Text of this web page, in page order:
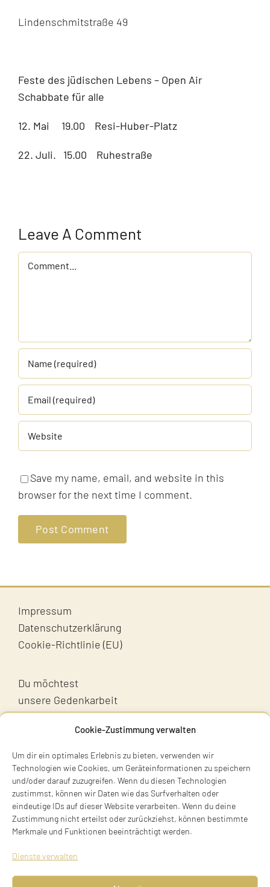
Cookie-Zustimmung verwalten
Um dir ein optimales Erlebnis zu bieten, verwenden wir
Technologien wie Cookies, um Geräteinformationen zu speichern
und/oder darauf zuzugreifen. Wenn du diesen Technologien
zustimmst, können wir Daten wie das Surfverhalten oder
eindeutige IDs auf dieser Website verarbeiten. Wenn du deine
Zustimmung nicht erteilst oder zurückziehst, können bestimmte
Merkmale und Funktionen beeinträchtigt werden.
Dienste verwalten
Lindenschmitstraße 49
Feste des jüdischen Lebens – Open Air
Schabbate für alle
12. Mai 19.00 Resi-Huber-Platz
22. Juli. 15.00 Ruhestraße
Leave A Comment
Comment
Save my name, email, and website in this
browser for the next time I comment.
Impressum
Datenschutzerklärung
Cookie-Richtlinie (EU)
Du möchtest
unsere Gedenkarbeit
unterstützen?
Unterstütz uns!
Terry Swartzberg